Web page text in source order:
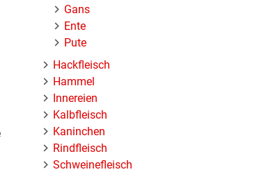
Gans
Ente
Pute
Hackfleisch
Hammel
Innereien
Kalbfleisch
Kaninchen
Rindfleisch
Schweinefleisch